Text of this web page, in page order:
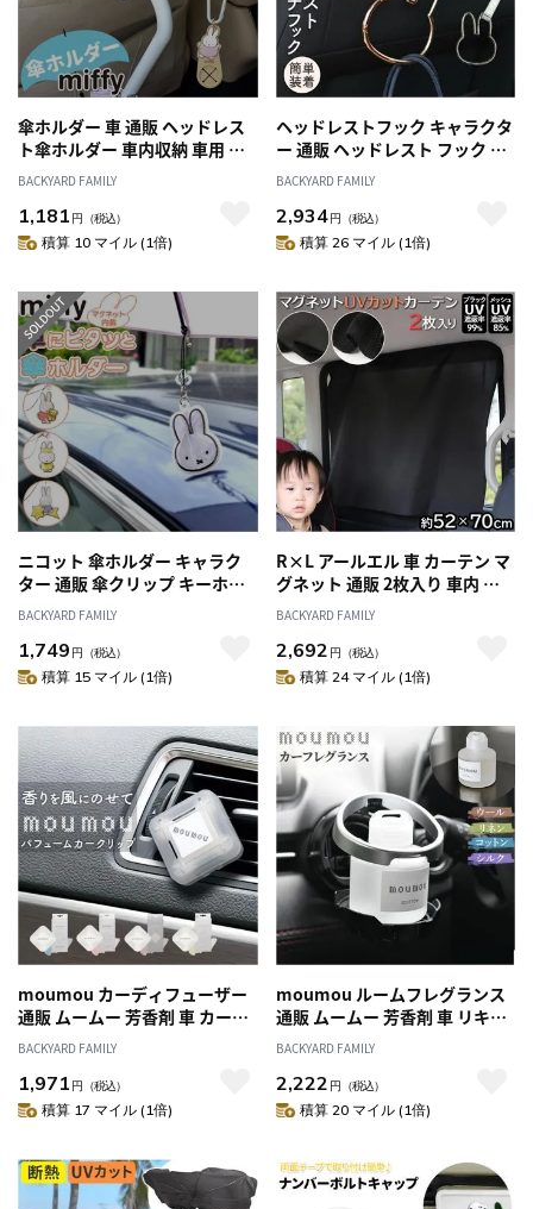
傘ホルダー 車 通販 ヘッドレス
ト傘ホルダー 車内収納 車用 カ
サホルダー アクセサリー ペッ
グッズ かわいい 可愛い おしゃ
れ ベビーカー 車用品 カラビナ
BACKYARD FAMILY
1,181 円 （税込）
積算 10 マイル (1倍)
ヘッドレストフック キャラクタ
ー 通販 ヘッドレスト フック カ
ラビナフック 荷物フック 荷物
ク カラビナ miffy ミッフィー
ニコット カー用品 ゴミ袋 ホル
BACKYARD FAMILY
2,934円 （税込）
積算 26 マイル (1倍)
ニコット 傘ホルダー キャラク
ター 通販 傘クリップ キーホル
ダー ストラップ マーカーチャ
ーム アンブレラマーカー 傘ア
クセサリー 傘 目印 ピタッと く
っつく 濡れない 乗り降り 乗せ
BACKYARD FAMILY
1,749 円 （税込）
積算 15 マイル (1倍)
R×L アールエル 車 カーテン マ
グネット 通販 2枚入り 車内 サ
ンシェード 後部座席 窓 目隠し
チャイルドシート ベビー 赤ち
ゃん シート UVカット 紫外線対
策 子供 こども 子ども つけ外し
BACKYARD FAMILY
2,692 円 （税込）
積算 24 マイル (1倍)
moumou カーディフューザー
通販 ムームー 芳香剤 車 カーフ
レグランス カー ディフューザ
ュナー フレグランス エアコン
吹き出し口 送風口 クリップタ
車用品
BACKYARD FAMILY
1,971 円 （税込）
積算 17 マイル (1倍)
moumou ルームフレグランス
通販 ムームー 芳香剤 車 リキッ
ドエアフレッシュナー カーフレ
フレグランス 置き型 香り 芳香
アロマ ギフト 部屋 玄関 トイレ
BACKYARD FAMILY
2,222 円 （税込）
積算 20 マイル (1倍)